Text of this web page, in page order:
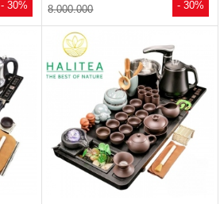
- 30% - 30%
8.000.000